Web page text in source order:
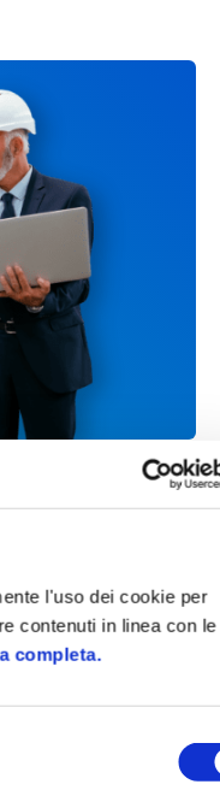
l'uso dei cookie per
contenuti in linea con le
completa.